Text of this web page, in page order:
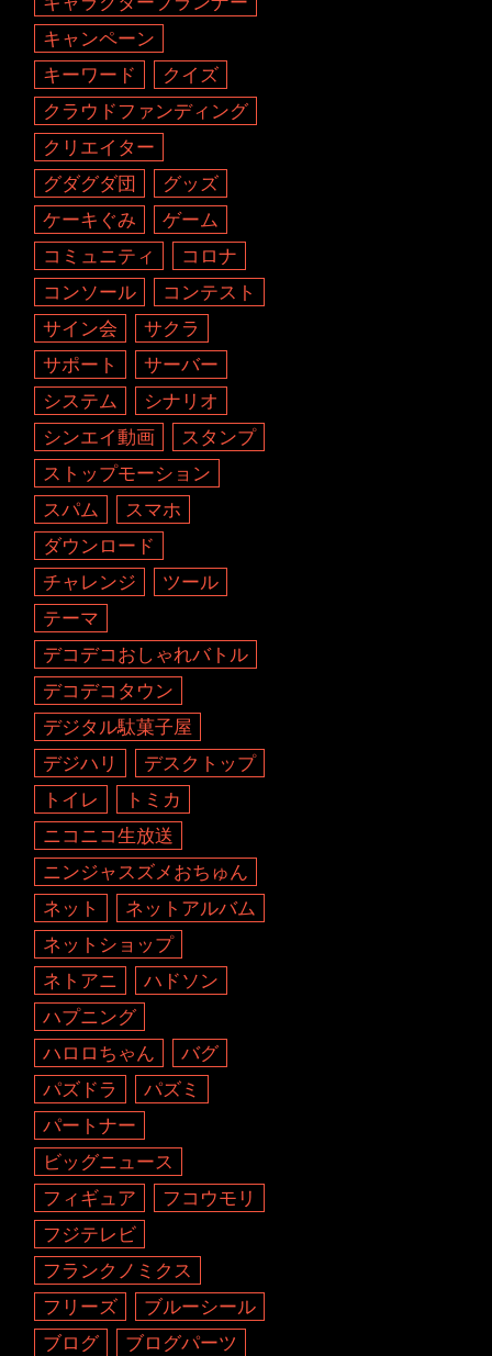
キャンペーン
キーワード
クイズ
クラウドファンディング
クリエイター
グダグダ団
グッズ
ケーキぐみ
ゲーム
コミュニティ
コロナ
コンソール
コンテスト
サイン会
サクラ
サポート
サーバー
システム
シナリオ
シンエイ動画
スタンプ
ストップモーション
スパム
スマホ
ダウンロード
チャレンジ
ツール
テーマ
デコデコおしゃれバトル
デコデコタウン
デジタル駄菓子屋
デジハリ
デスクトップ
トイレ
トミカ
ニコニコ生放送
ニンジャスズメおちゅん
ネット
ネットアルバム
ネットショップ
ネトアニ
ハドソン
ハプニング
ハロロちゃん
バグ
パズドラ
パズミ
パートナー
ビッグニュース
フィギュア
フコウモリ
フジテレビ
フランクノミクス
フリーズ
ブルーシール
ブログ
ブログパーツ